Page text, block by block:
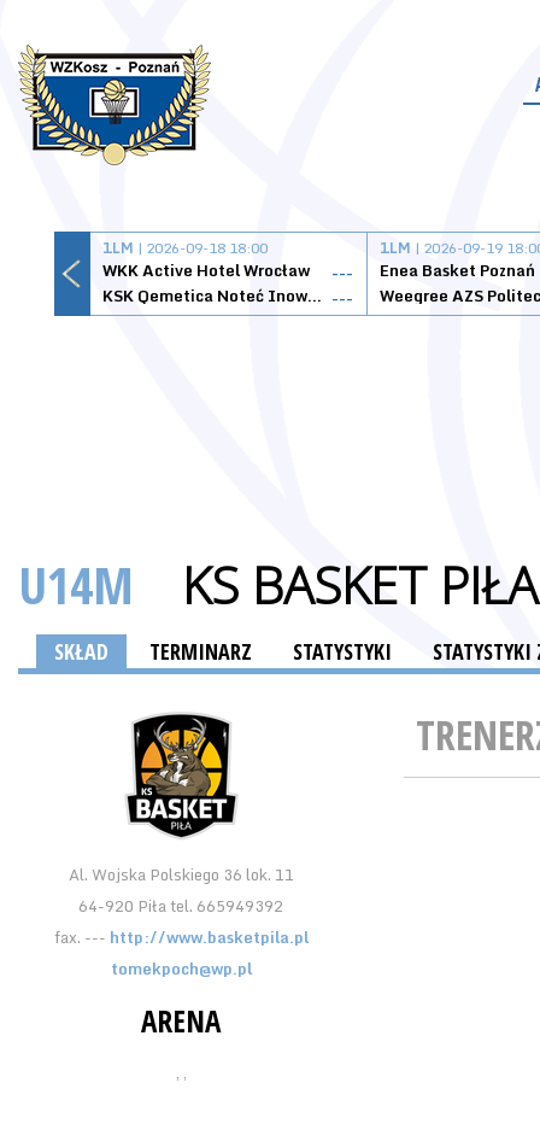
1LM | 2026-09-18 18:00
WKK Active Hotel Wrocław
---
KSK Qemetica Noteć Inowrocław ---
1LM | 2026-09-19
Enea Basket Poznań
U14M KS BASKET PIŁA
SKŁAD TERMINARZ STATYSTYKI
Al. Wojska Polskiego 36 lok. 11
64-920 Piła tel. 665949392
fax. --- http://www.basketpila.pl
tomekpoch@wp.pl
ARENA
, ,